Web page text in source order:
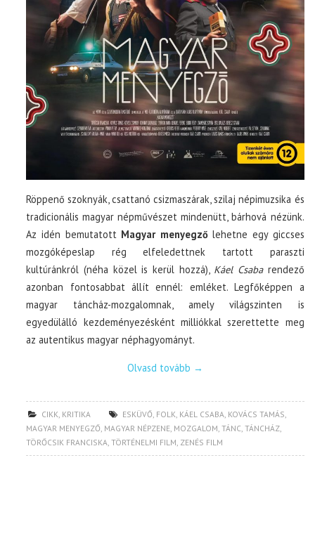
Röppenő szoknyák, csattanó csizmaszárak, szilaj népimuzsika és
tradicionális magyar népművészet mindenütt, bárhová nézünk.
Az idén bemutatott Magyar menyegzőlehetne egy giccses
mozgóképeslap rég elfeledettnek tartott paraszti
kultúránkról (néha közel is kerül hozzá), Káel Csabarendező
azonban fontosabbat állít ennél: emléket. Legfőképpen a
magyar táncház-mozgalomnak, amely világszinten is
egyedülálló kezdeményezésként milliókkal szerettette meg
az autentikus magyar néphagyományt.
Olvasd tovább →
CIKK, KRITIKA ESKÜVŐ, FOLK, KÁEL CSABA, KOVÁCS TAMÁS,
MAGYAR MENYEGZŐ, MAGYAR NÉPZENE, MOZGALOM,TÁNC,TÁNCHÁZ,
TÖRŐCSIK FRANCISKA,TÖRTÉNELMI FILM, ZENÉS FILM